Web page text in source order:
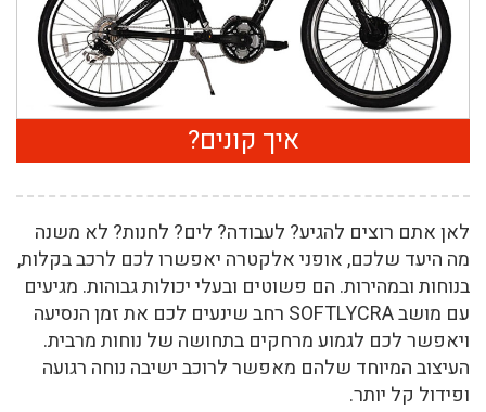
איך קונים?
לאן אתם רוצים להגיע? לעבודה? לים? לחנות? לא משנה
מה היעד שלכם, אופני אלקטרה יאפשרו לכם לרכב בקלות,
בנוחות ובמהירות. הם פשוטים ובעלי יכולות גבוהות. מגיעים
עם מושב SOFTLYCRA רחב שינעים לכם את זמן הנסיעה
ויאפשר לכם לגמוע מרחקים בתחושה של נוחות מרבית.
העיצוב המיוחד שלהם מאפשר לרוכב ישיבה נוחה רגועה
ופידול קל יותר.